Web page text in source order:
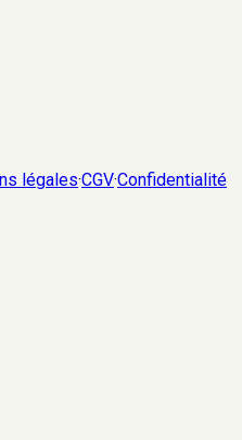
légales·CGV·Confidentialité